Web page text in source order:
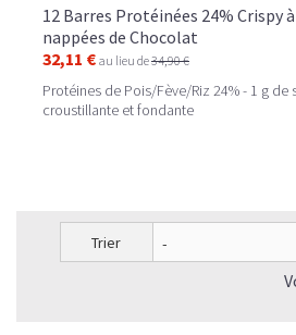
12 Barres Protéinées 24% Crispy
nappées de Chocolat
32,11 € au lieu de34,90 €
Protéines de Pois/Fève/Riz 24% - 1 g de
croustillante et fondante
Trier